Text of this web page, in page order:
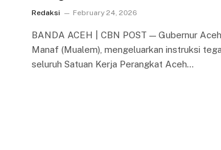
Redaksi February 24, 2026
BANDA ACEH | CBN POST — Gubernur
Manaf (Mualem), mengeluarkan instruksi
seluruh Satuan Kerja Perangkat Aceh…